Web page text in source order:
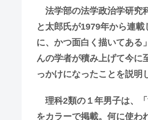
法学部の法学政治学研究
と太郎氏が1979年から連
に、かつ面白く描いてある
んの学者が積み上げて今に
っかけになったことを説明
理科2類の１年男子は、
をカラーで掲載。何に使わ